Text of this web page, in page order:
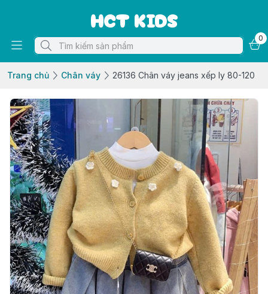
HCT KIDS
0
Trang chủ Chân váy 26136 Chân váy jeans xếp ly 80-120